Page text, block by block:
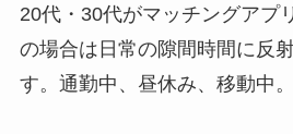
20代・30代がマッチングアプ
の場合は日常の隙間時間に反
す。通勤中、昼休み、移動中。